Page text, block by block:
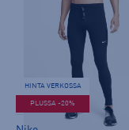
HINTA VERKOSSA
PLUSSA -20%